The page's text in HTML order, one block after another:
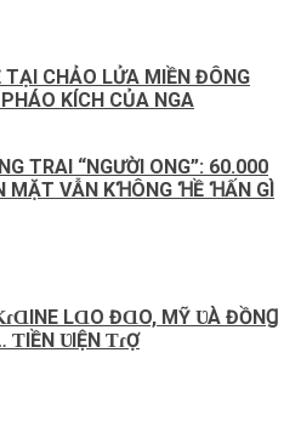
CHẢO LỬA MIỀN ĐÔNG
KÍCH CỦA NGA
TRAI “NGƯỜI ONG”: 60.000
MẶT VẪN KꞪÔNG ꞪỀ ꞪẤN GÌ
LⱭO ĐⱭO, MỸ ƲÀ ĐỒNꞬ
ƲIỆN ƬɾỢ